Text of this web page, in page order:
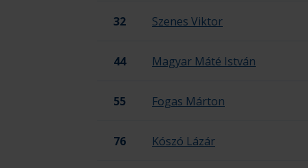
32 Szenes Viktor
44 Magyar Máté István
55 Fogas Márton
76 Kószó Lázár